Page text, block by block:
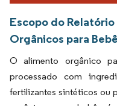
Escopo do
Orgânicos para
O alimento orgânico
processado com
fertilizantes sintéticos ou